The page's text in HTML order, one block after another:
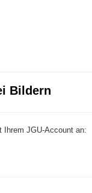
Bildern
Ihrem JGU-Account an: